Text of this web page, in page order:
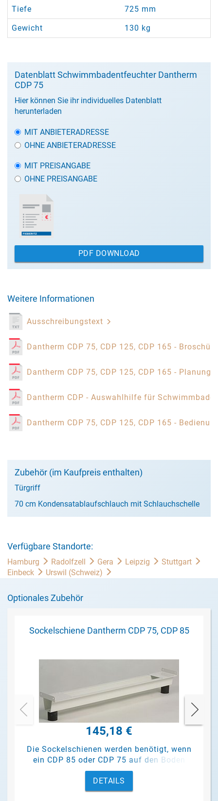
Tiefe 725 mm
Gewicht 130 kg
Datenblatt Schwimmbadentfeuchter Dantherm
CDP 75
Hier können Sie ihr individuelles Datenblatt
herunterladen
MIT ANBIETERADRESSE
OHNE ANBIETERADRESSE
MIT PREISANGABE
OHNE PREISANGABE
PDF DOWNLOAD
Weitere Informationen
Ausschreibungstext
Dantherm CDP 75, CDP 125, CDP 165 -
Dantherm CDP 75, CDP 125, CDP 165 -
Dantherm CDP - Auswahlhilfe für
Dantherm CDP 75, CDP 125, CDP 165 -
Zubehör (im Kaufpreis enthalten)
Türgriff
70 cm Kondensatablaufschlauch mit Schlauchschelle
Verfügbare Standorte:
Hamburg Radolfzell Gera Leipzig
Stuttgart
Einbeck
Urswil (Schweiz)
Optionales Zubehör
Sockelschiene Dantherm CDP 75, CDP 85
145,18 €
Die Sockelschienen werden benötigt, wenn
ein CDP 85 oder CDP 75 auf den Boden
gestellt werden soll.
DETAILS